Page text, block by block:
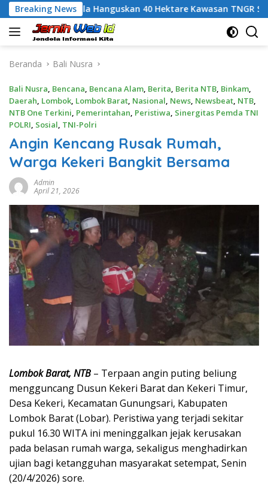
Langsung
ke
konten
Breaking News
Karhutla Hanguskan 40 Hektare Kawasan TNGR Sembalun,
Beranda Bali Nusra
Bali Nusra, Bencana, Bencana Alam, Berita, Berita NTB, Binkam,
Daerah, Lombok, Lombok Barat, Nasional, News, Newsbeat, NTB,
NTB One Terkini, Pemerintahan, Peristiwa, Sinergitas Pemda TNI
POLRI, Sosial, TNI-Polri
Angin Kencang Rusak Rumah,
Warga Kekeri Bangkit Bersama
Admin
April 21, 2026
Lombok Barat, NTB – Terpaan angin puting beliung
mengguncang Dusun Kekeri Barat dan Kekeri Timur,
Desa Kekeri, Kecamatan Gunungsari, Kabupaten
Lombok Barat (Lobar). Peristiwa yang terjadi sekitar
pukul 16.30 WITA ini meninggalkan jejak kerusakan
pada belasan rumah warga, sekaligus menghadirkan
ujian bagi ketangguhan masyarakat setempat, Senin
(20/4/2026) sore.